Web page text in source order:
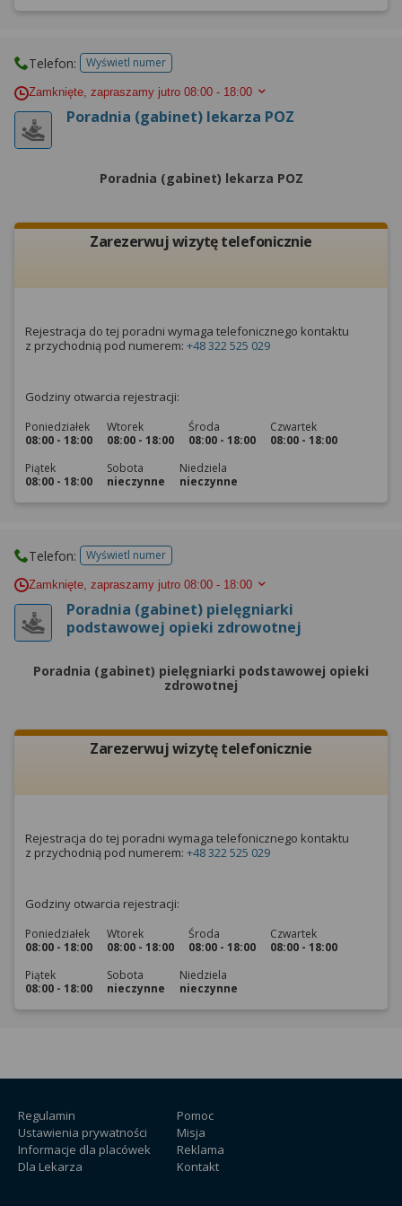
Poradnia (gabinet) lekarza POZ
Telefon: Wyświetl numertelefonu do placowki
Zamknięte, zapraszamy jutro 08:00 - 18:00
Poradnia (gabinet) lekarza POZ
Zarezerwuj wizytę telefonicznie
Rejestracja do tej poradni wymaga telefonicznego kontaktu
z przychodnią pod numerem: +48 322 525 029
Godziny otwarcia rejestracji:
Poniedziałek
08:00 - 18:00
Wtorek
08:00 - 18:00
Środa
08:00 - 18:00
Czwartek
08:00 - 18:00
Piątek
08:00 - 18:00
Sobota
nieczynne
Niedziela
nieczynne
Poradnia (gabinet) pielęgniarki
podstawowej opieki zdrowotnej
Telefon: Wyświetl numertelefonu do placowki
Zamknięte, zapraszamy jutro 08:00 - 18:00
Poradnia (gabinet) pielęgniarki podstawowej opieki
zdrowotnej
Zarezerwuj wizytę telefonicznie
Rejestracja do tej poradni wymaga telefonicznego kontaktu
z przychodnią pod numerem: +48 322 525 029
Godziny otwarcia rejestracji:
Poniedziałek
08:00 - 18:00
Wtorek
08:00 - 18:00
Środa
08:00 - 18:00
Czwartek
08:00 - 18:00
Piątek
08:00 - 18:00
Sobota
nieczynne
Niedziela
nieczynne
Regulamin
Ustawienia prywatności
Informacje dla placówek
Dla Lekarza
Pomoc
Misja
Reklama
Kontakt
dowiedzieć się więcej lub chcesz przeprowadzić
konfigurację szczegółową, to możesz tego dokonać
za pomocą „Ustawień zaawansowanych”.
Więcej informacji na temat wykorzystywania
znajdziesz w Regulaminie Serwisu.